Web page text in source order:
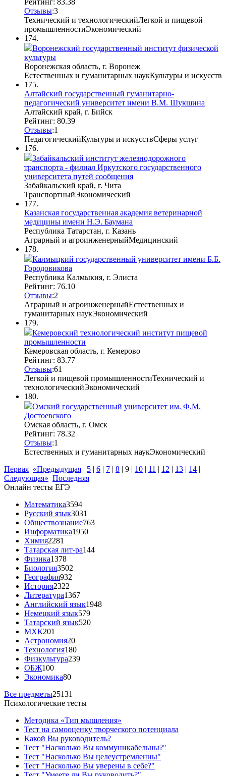
Отзывы:3
Технический и технологическийЛегкой и пищевой
промышленностиЭкономический
174.
Воронежский государственный институт физической
культуры
Воронежская область, г. Воронеж
Естественных и гуманитарных наукКультуры и искусств
175.
Алтайский государственный гуманитарно-
педагогический университет имени В.М. Шукшина
Алтайский край, г. Бийск
Рейтинг: 80.39
Отзывы:1
ПедагогическийКультуры и искусствСферы услуг
176.
Забайкальский институт железнодорожного
транспорта - филиал Иркутского государственного
университета путей сообщения
Забайкальский край, г. Чита
ТранспортныйЭкономический
177.
Казанская государственная академия ветеринарной
медицины имени Н.Э. Баумана
Республика Татарстан, г. Казань
Аграрный и агроинженерныйМедицинский
178.
Калмыцкий государственный университет имени Б.Б.
Городовикова
Республика Калмыкия, г. Элиста
Рейтинг: 76.10
Отзывы:2
Аграрный и агроинженерныйЕстественных и
гуманитарных наукЭкономический
179.
Кемеровский технологический институт пищевой
промышленности
Кемеровская область, г. Кемерово
Рейтинг: 83.77
Отзывы:61
Легкой и пищевой промышленностиТехнический и
технологическийЭкономический
180.
Омский государственный университет им. Ф.М.
Достоевского
Омская область, г. Омск
Рейтинг: 78.32
Отзывы:1
Естественных и гуманитарных наукЭкономический
Первая «Предыдущая | 5 | 6 | 7 | 8 | 9 | 10 | 11 | 12 | 13 | 14 |
Следующая» Последняя
Онлайн тесты ЕГЭ
Математика3594
Русский язык3031
Обществознание763
Информатика1950
Химия2281
Татарская лит-ра144
Физика1378
Биология3502
География932
История2322
Литература1367
Английский язык1948
Немецкий язык579
Татарский язык520
МХК201
Астрономия20
Технология180
Физкультура239
ОБЖ100
Экономика80
Все предметы25131
Психологические тесты
Методика «Тип мышления»
Тест на самооценку творческого потенциала
Какой Вы руководитель?
Тест "Насколько Вы коммуникабельны?"
Тест "Насколько Вы целеустремленны"
Тест "Насколько Вы уверены в себе?"